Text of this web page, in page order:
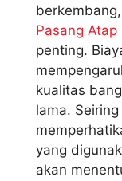
Pasang
penting.
kualitas
lama.
yang
akan